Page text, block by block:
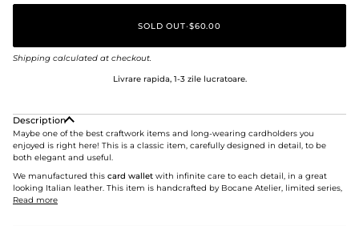
SOLD OUT•$60.00
Shipping calculated at checkout.
Livrare rapida, 1-3 zile lucratoare.
Description
Maybe one of the best craftwork items and long-wearing cardholders you
enjoyed is right here! This is a classic item, carefully designed in detail, to be
both elegant and useful.
We manufactured this card wallet with infinite care to each detail, in a great
looking Italian leather. This item is handcrafted by Bocane Atelier, limited series,
Read more